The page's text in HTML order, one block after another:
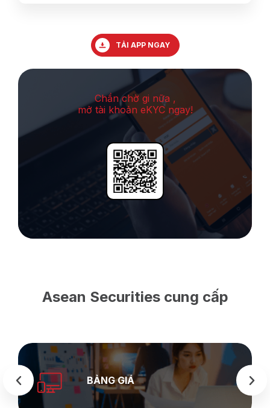
TẢI APP NGAY
Chần chờ gi nữa ,
mở tài khoản eKYC ngay!
Asean Securities cung cấp
BẢNG GIÁ